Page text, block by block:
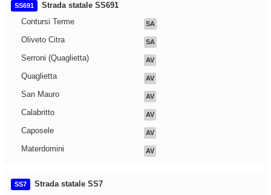
SS691
Strada statale SS691
Contursi Terme
SA
Oliveto Citra SA
Serroni (Quaglietta) AV
Quaglietta AV
San Mauro AV
Calabritto AV
Caposele AV
Materdomini AV
SS7
Strada statale SS7